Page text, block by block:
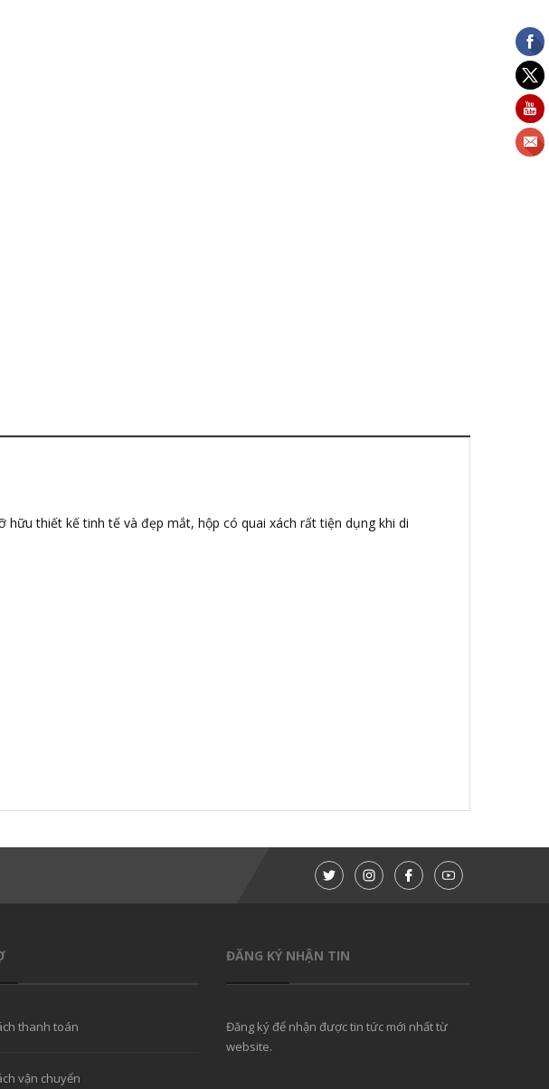
thiết kế tinh tế và đẹp mắt, hộp có quai xách rất tiện dụng khi di
thanh toán
vận chuyển
ĐĂNG KÝ NHẬN TIN
Đăng ký để nhận được tin tức mới nhất từ
website.